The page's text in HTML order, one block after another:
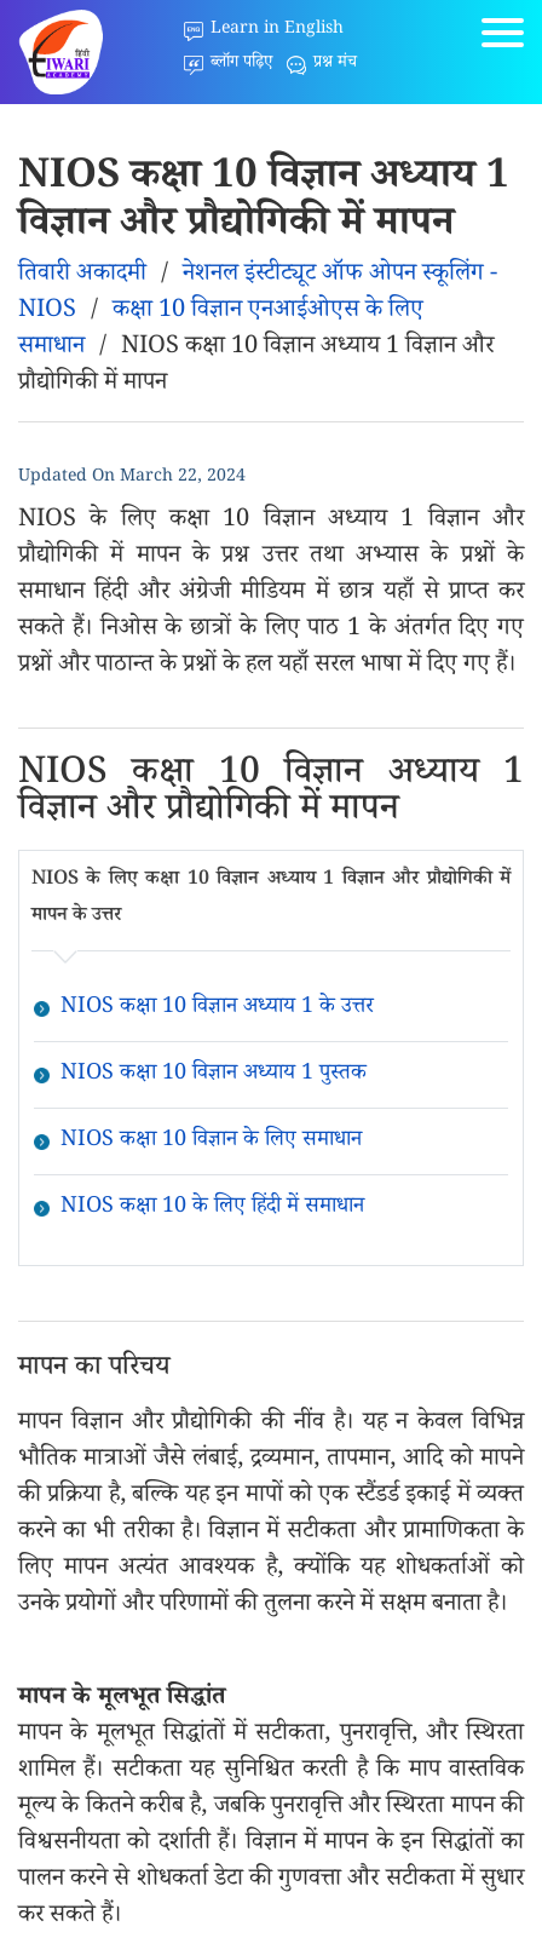
Learn in English
ब्लॉग पढ़िए
प्रश्न मंच
NIOS कक्षा 10 विज्ञान अध्याय 1
विज्ञान और प्रौद्योगिकी में मापन
तिवारी अकादमी/नेशनल इंस्टीट्यूट ऑफ ओपन स्कूलिंग -
NIOS /कक्षा 10 विज्ञान एनआईओएस के लिए
समाधान/ NIOS कक्षा 10 विज्ञान अध्याय 1 विज्ञान और
प्रौद्योगिकी में मापन
Updated OnMarch 22, 2024
NIOS के लिए कक्षा 10 विज्ञान अध्याय 1 विज्ञान और
प्रौद्योगिकी में मापन के प्रश्न उत्तर तथा अभ्यास के प्रश्नों के
समाधान हिंदी और अंग्रेजी मीडियम में छात्र यहाँ से प्राप्त कर
सकते हैं। निओस के छात्रों के लिए पाठ 1 के अंतर्गत दिए गए
प्रश्नों और पाठान्त के प्रश्नों के हल यहाँ सरल भाषा में दिए गए हैं।
NIOS कक्षा 10 विज्ञान अध्याय 1
विज्ञान और प्रौद्योगिकी में मापन
NIOS के लिए कक्षा 10 विज्ञान अध्याय 1 विज्ञान और प्रौद्योगिकी में
मापन के उत्तर
NIOS कक्षा 10 विज्ञान अध्याय 1 के उत्तर
NIOS कक्षा 10 विज्ञान अध्याय 1 पुस्तक
NIOS कक्षा 10 विज्ञान के लिए समाधान
NIOS कक्षा 10 के लिए हिंदी में समाधान
मापन का परिचय
मापन विज्ञान और प्रौद्योगिकी की नींव है। यह न केवल विभिन्न
भौतिक मात्राओं जैसे लंबाई, द्रव्यमान, तापमान, आदि को मापने
की प्रक्रिया है, बल्कि यह इन मापों को एक स्टैंडर्ड इकाई में व्यक्त
करने का भी तरीका है। विज्ञान में सटीकता और प्रामाणिकता के
लिए मापन अत्यंत आवश्यक है, क्योंकि यह शोधकर्ताओं को
उनके प्रयोगों और परिणामों की तुलना करने में सक्षम बनाता है।
मापन के मूलभूत सिद्धांत
मापन के मूलभूत सिद्धांतों में सटीकता, पुनरावृत्ति, और स्थिरता
शामिल हैं। सटीकता यह सुनिश्चित करती है कि माप वास्तविक
मूल्य के कितने करीब है, जबकि पुनरावृत्ति और स्थिरता मापन की
विश्वसनीयता को दर्शाती हैं। विज्ञान में मापन के इन सिद्धांतों का
पालन करने से शोधकर्ता डेटा की गुणवत्ता और सटीकता में सुधार
कर सकते हैं।